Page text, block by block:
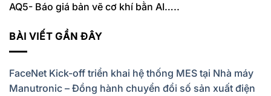
AQ5- Báo giá bản vẽ cơ khí bằn AI…..
BÀI VIẾT GẦN ĐÂY
FaceNet Kick-off triển khai hệ thống MES tại Nhà máy
Manutronic – Đồng hành chuyển đổi số sản xuất điện